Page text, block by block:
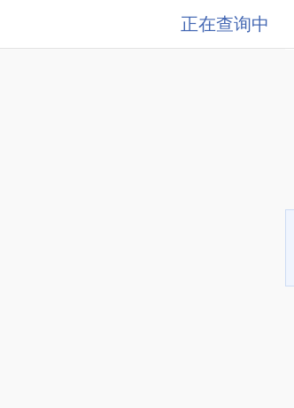
正在查询中